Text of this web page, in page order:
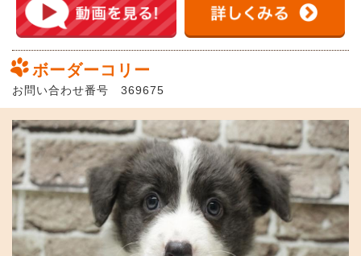
ボーダーコリー
お問い合わせ番号 369675